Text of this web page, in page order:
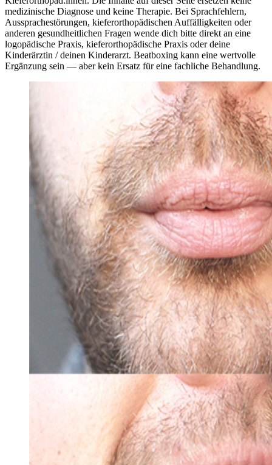
medizinische Diagnose und keine Therapie. Bei Sprachfehlern,
Aussprachestörungen, kieferorthopädischen Auffälligkeiten oder
anderen gesundheitlichen Fragen wende dich bitte direkt an eine
logopädische Praxis, kieferorthopädische Praxis oder deine
Kinderärztin / deinen Kinderarzt. Beatboxing kann eine wertvolle
Ergänzung sein — aber kein Ersatz für eine fachliche Behandlung.